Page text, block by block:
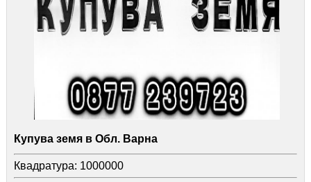
Купува земя в Обл. Варна
Квадратура: 1000000